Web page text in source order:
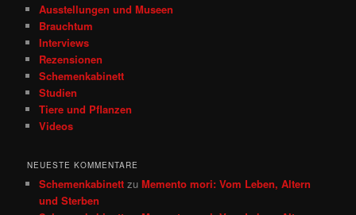
Ausstellungen und Museen
Brauchtum
Interviews
Rezensionen
Schemenkabinett
Studien
Tiere und Pflanzen
Videos
NEUESTE KOMMENTARE
Schemenkabinett zuMemento mori: Vom Leben, Altern
und Sterben